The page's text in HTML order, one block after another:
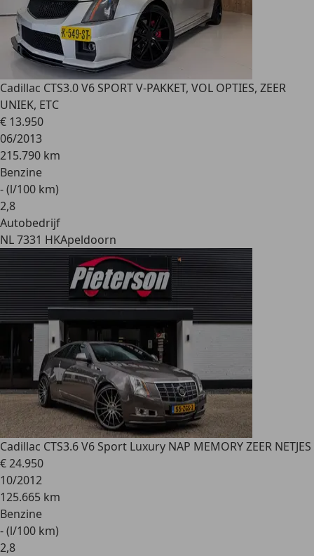
Cadillac CTS3.0 V6 SPORT V-PAKKET, VOL OPTIES, ZEER
UNIEK, ETC
€ 13.950
06/2013
215.790 km
Benzine
- (l/100 km)
2,8
Autobedrijf
NL 7331 HKApeldoorn
Cadillac CTS3.6 V6 Sport Luxury NAP MEMORY ZEER NETJES
€ 24.950
10/2012
125.665 km
Benzine
- (l/100 km)
2,8